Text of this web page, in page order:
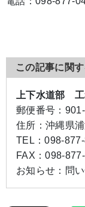
この記事に関
上下水道部
郵便番号：
住所： 沖縄県
TEL：098-
FAX：098-
お知らせ： 問